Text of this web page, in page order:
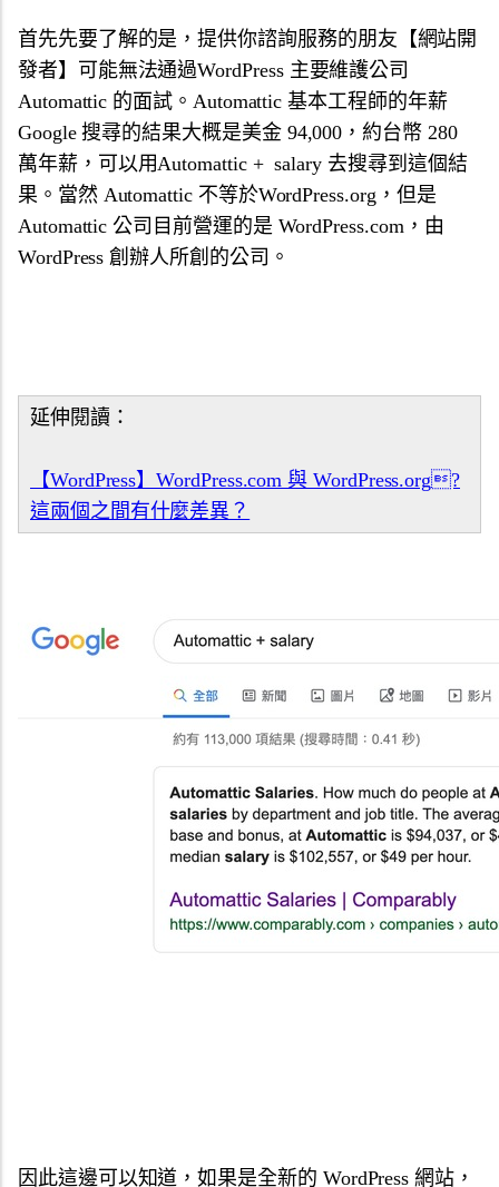
首先先要了解的是，提供你諮詢服務的朋友【網站開
發者】可能無法通過WordPress 主要維護公司
Automattic 的面試。Automattic 基本工程師的年薪
Google 搜尋的結果大概是美金 94,000，約台幣 280
萬年薪，可以用Automattic + salary 去搜尋到這個結
果。當然 Automattic 不等於WordPress.org，但是
Automattic 公司目前營運的是 WordPress.com，由
WordPress 創辦人所創的公司。
延伸閱讀：
【WordPress】WordPress.com 與 WordPress.org?
這兩個之間有什麼差異？
因此這邊可以知道，如果是全新的 WordPress 網站，